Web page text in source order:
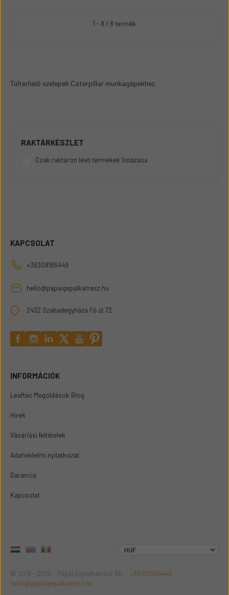
1 - 8 / 8 termék
Túlterhelő szelepek Caterpillar munkagépekhez.
RAKTÁRKÉSZLET
Csak raktáron lévő termékek listázása
KAPCSOLAT
+36309165449
hello@papaigepalkatresz.hu
2432 Szabadegyháza Fő út 72
INFORMÁCIÓK
Leaftec Megoldások Blog
Hírek
Vásárlási feltételek
Adatvédelmi nyilatkozat
Garancia
Kapcsolat
© 2018 - 2026 - Pápai Gépalkatrész Kft. - +36309165449 -
hello@papaigepalkatresz.hu